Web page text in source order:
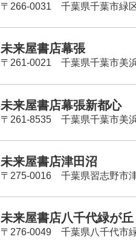
〒266-0031 千葉県千葉市緑
未来屋書店幕張
〒261-0021 千葉県千葉市美
未来屋書店幕張新都心
〒261-8535 千葉県千葉市美
未来屋書店津田沼
〒275-0016 千葉県習志野市
未来屋書店八千代緑が丘
〒276-0049 千葉県八千代市